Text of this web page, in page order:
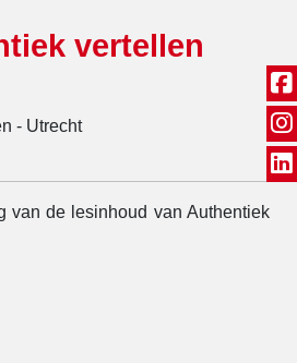
vertellen
- Utrecht
van de lesinhoud van Authentiek